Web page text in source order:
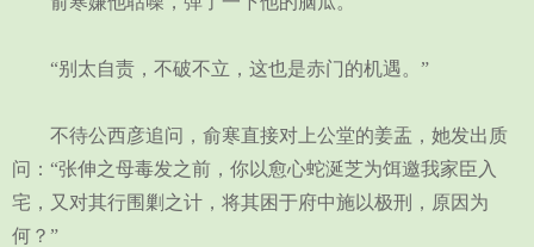
“别太自责，不破不立，这也是赤门的机遇。”
不待公西彦追问，俞寒直接对上公堂的姜盂，她发出质
问：“张伸之母毒发之前，你以愈心蛇涎芝为饵邀我家臣入
宅，又对其行围剿之计，将其困于府中施以极刑，原因为
何？”